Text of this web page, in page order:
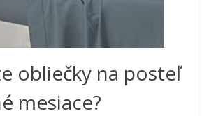
obliečky na posteľ
mesiace?